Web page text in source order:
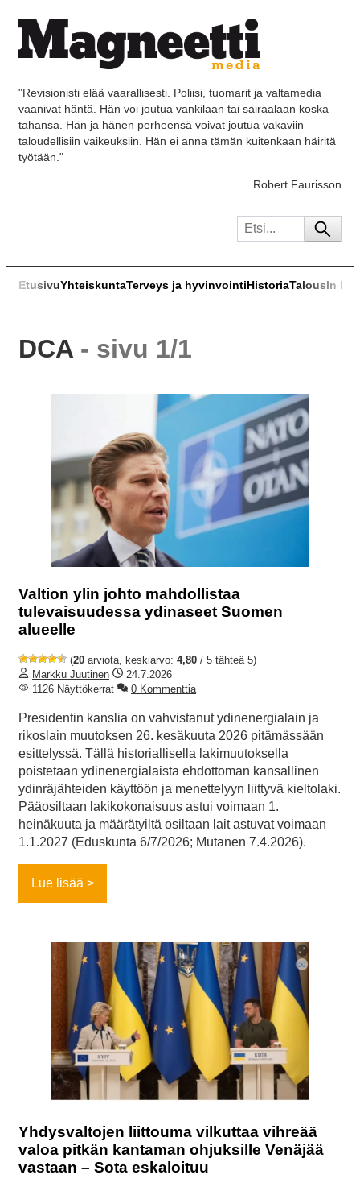
"Revisionisti elää vaarallisesti. Poliisi, tuomarit ja valtamedia
vaanivat häntä. Hän voi joutua vankilaan tai sairaalaan koska
tahansa. Hän ja hänen perheensä voivat joutua vakaviin
taloudellisiin vaikeuksiin. Hän ei anna tämän kuitenkaan häiritä
työtään."
Robert Faurisson
EtusivuYhteiskuntaTerveys ja hyvinvointiHistoriaTalousIn
DCA - sivu 1/1
Valtion ylin johto mahdollistaa
tulevaisuudessa ydinaseet Suomen
alueelle
(20 arviota, keskiarvo: 4,80 / 5 tähteä 5)
Markku Juutinen
24.7.2026
1126 Näyttökerrat
0 Kommenttia
Presidentin kanslia on vahvistanut ydinenergialain ja
rikoslain muutoksen 26. kesäkuuta 2026 pitämässään
esittelyssä. Tällä historiallisella lakimuutoksella
poistetaan ydinenergialaista ehdottoman kansallinen
ydinräjähteiden käyttöön ja menettelyyn liittyvä kieltolaki.
Pääosiltaan lakikokonaisuus astui voimaan 1.
heinäkuuta ja määrätyiltä osiltaan lait astuvat voimaan
1.1.2027 (Eduskunta 6/7/2026; Mutanen 7.4.2026).
Lue lisää
Yhdysvaltojen liittouma vilkuttaa vihreää
valoa pitkän kantaman ohjuksille Venäjää
vastaan – Sota eskaloituu